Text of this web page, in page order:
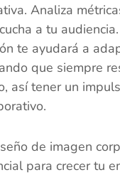
Analiza
a tu
te ayudará a
que siempre
así tener un
de imagen
para crecer tu